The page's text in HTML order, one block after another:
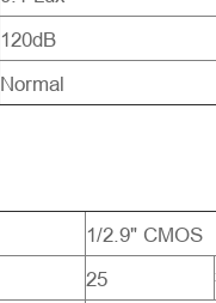
120dB
Normal
1/2.9" CMOS
25